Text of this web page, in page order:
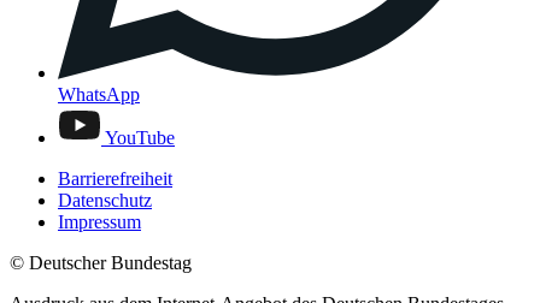
WhatsApp
YouTube
Barrierefreiheit
Datenschutz
Impressum
© Deutscher Bundestag